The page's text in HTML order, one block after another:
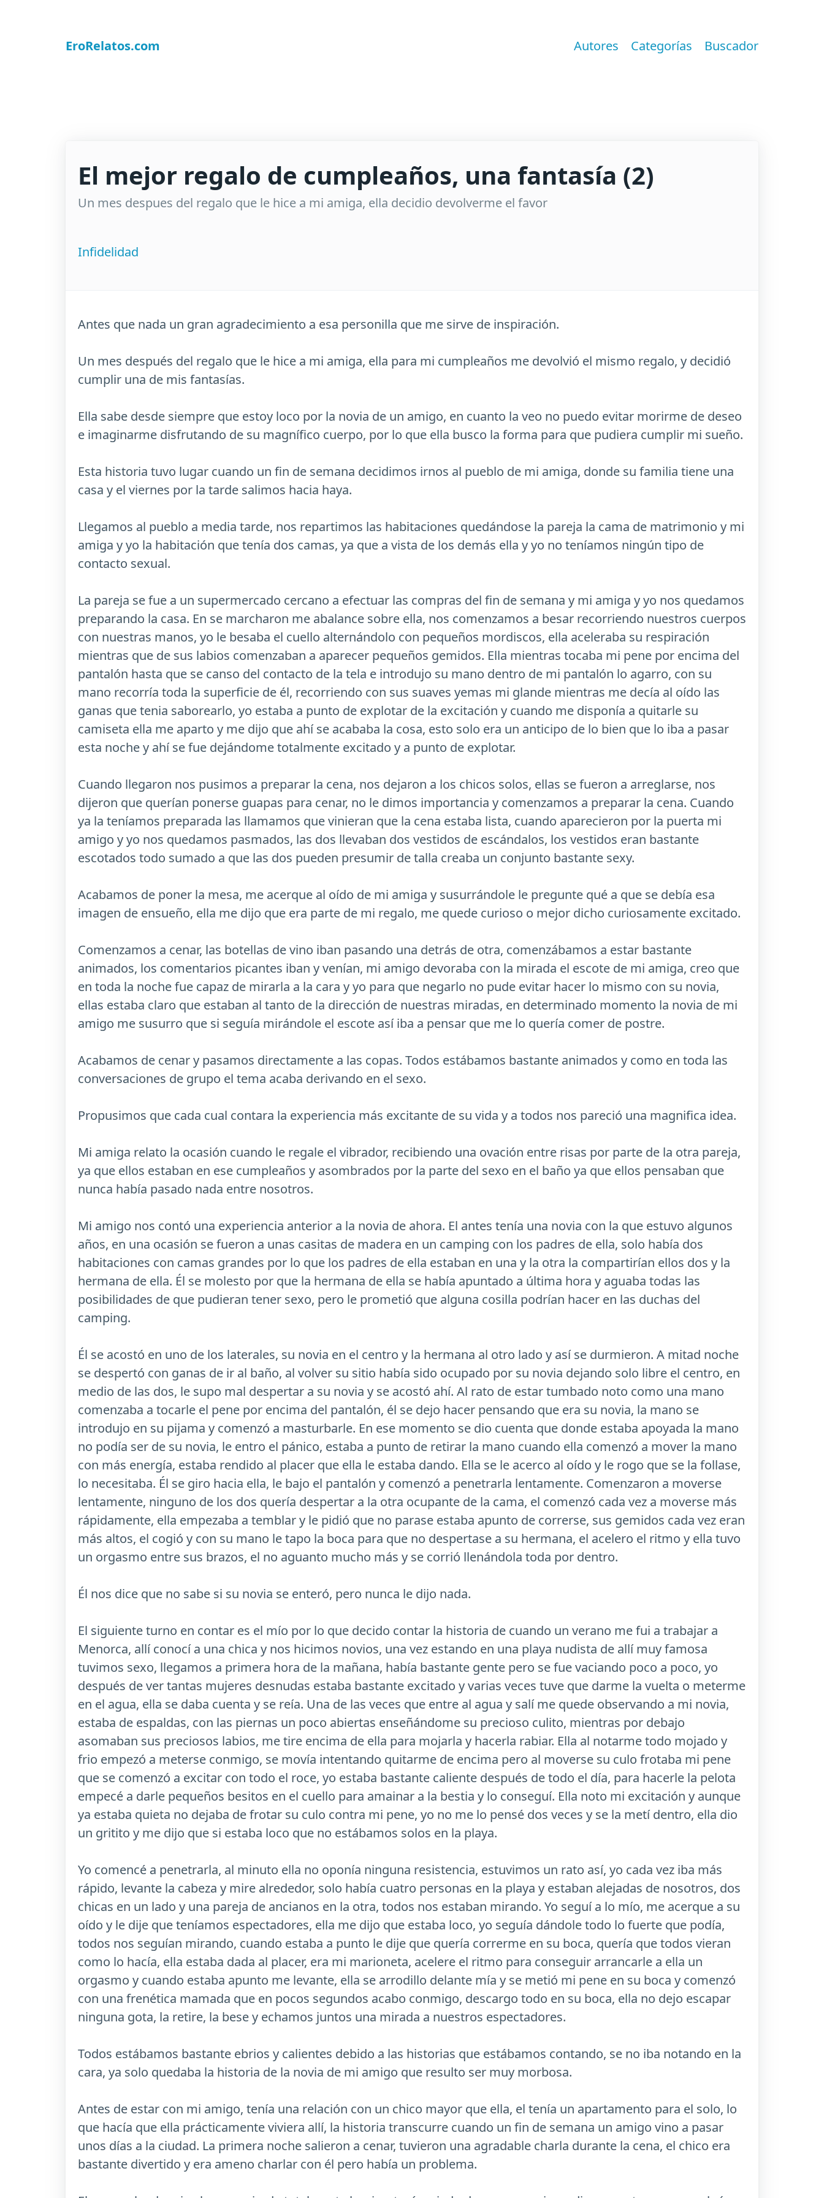
EroRelatos.com Autores Categorías Buscador
El mejor regalo de cumpleaños, una fantasía (2)
Un mes despues del regalo que le hice a mi amiga, ella decidio devolverme el favor
Infidelidad
Antes que nada un gran agradecimiento a esa personilla que me sirve de inspiración.
Un mes después del regalo que le hice a mi amiga, ella para mi cumpleaños me devolvió el mismo regalo, y decidió
cumplir una de mis fantasías.
Ella sabe desde siempre que estoy loco por la novia de un amigo, en cuanto la veo no puedo evitar morirme de deseo
e imaginarme disfrutando de su magnífico cuerpo, por lo que ella busco la forma para que pudiera cumplir mi sueño.
Esta historia tuvo lugar cuando un fin de semana decidimos irnos al pueblo de mi amiga, donde su familia tiene una
casa y el viernes por la tarde salimos hacia haya.
Llegamos al pueblo a media tarde, nos repartimos las habitaciones quedándose la pareja la cama de matrimonio y mi
amiga y yo la habitación que tenía dos camas, ya que a vista de los demás ella y yo no teníamos ningún tipo de
contacto sexual.
La pareja se fue a un supermercado cercano a efectuar las compras del fin de semana y mi amiga y yo nos quedamos
preparando la casa. En se marcharon me abalance sobre ella, nos comenzamos a besar recorriendo nuestros cuerpos
con nuestras manos, yo le besaba el cuello alternándolo con pequeños mordiscos, ella aceleraba su respiración
mientras que de sus labios comenzaban a aparecer pequeños gemidos. Ella mientras tocaba mi pene por encima del
pantalón hasta que se canso del contacto de la tela e introdujo su mano dentro de mi pantalón lo agarro, con su
mano recorría toda la superficie de él, recorriendo con sus suaves yemas mi glande mientras me decía al oído las
ganas que tenia saborearlo, yo estaba a punto de explotar de la excitación y cuando me disponía a quitarle su
camiseta ella me aparto y me dijo que ahí se acababa la cosa, esto solo era un anticipo de lo bien que lo iba a pasar
esta noche y ahí se fue dejándome totalmente excitado y a punto de explotar.
Cuando llegaron nos pusimos a preparar la cena, nos dejaron a los chicos solos, ellas se fueron a arreglarse, nos
dijeron que querían ponerse guapas para cenar, no le dimos importancia y comenzamos a preparar la cena. Cuando
ya la teníamos preparada las llamamos que vinieran que la cena estaba lista, cuando aparecieron por la puerta mi
amigo y yo nos quedamos pasmados, las dos llevaban dos vestidos de escándalos, los vestidos eran bastante
escotados todo sumado a que las dos pueden presumir de talla creaba un conjunto bastante sexy.
Acabamos de poner la mesa, me acerque al oído de mi amiga y susurrándole le pregunte qué a que se debía esa
imagen de ensueño, ella me dijo que era parte de mi regalo, me quede curioso o mejor dicho curiosamente excitado.
Comenzamos a cenar, las botellas de vino iban pasando una detrás de otra, comenzábamos a estar bastante
animados, los comentarios picantes iban y venían, mi amigo devoraba con la mirada el escote de mi amiga, creo que
en toda la noche fue capaz de mirarla a la cara y yo para que negarlo no pude evitar hacer lo mismo con su novia,
ellas estaba claro que estaban al tanto de la dirección de nuestras miradas, en determinado momento la novia de mi
amigo me susurro que si seguía mirándole el escote así iba a pensar que me lo quería comer de postre.
Acabamos de cenar y pasamos directamente a las copas. Todos estábamos bastante animados y como en toda las
conversaciones de grupo el tema acaba derivando en el sexo.
Propusimos que cada cual contara la experiencia más excitante de su vida y a todos nos pareció una magnifica idea.
Mi amiga relato la ocasión cuando le regale el vibrador, recibiendo una ovación entre risas por parte de la otra pareja,
ya que ellos estaban en ese cumpleaños y asombrados por la parte del sexo en el baño ya que ellos pensaban que
nunca había pasado nada entre nosotros.
Mi amigo nos contó una experiencia anterior a la novia de ahora. El antes tenía una novia con la que estuvo algunos
años, en una ocasión se fueron a unas casitas de madera en un camping con los padres de ella, solo había dos
habitaciones con camas grandes por lo que los padres de ella estaban en una y la otra la compartirían ellos dos y la
hermana de ella. Él se molesto por que la hermana de ella se había apuntado a última hora y aguaba todas las
posibilidades de que pudieran tener sexo, pero le prometió que alguna cosilla podrían hacer en las duchas del
camping.
Él se acostó en uno de los laterales, su novia en el centro y la hermana al otro lado y así se durmieron. A mitad noche
se despertó con ganas de ir al baño, al volver su sitio había sido ocupado por su novia dejando solo libre el centro, en
medio de las dos, le supo mal despertar a su novia y se acostó ahí. Al rato de estar tumbado noto como una mano
comenzaba a tocarle el pene por encima del pantalón, él se dejo hacer pensando que era su novia, la mano se
introdujo en su pijama y comenzó a masturbarle. En ese momento se dio cuenta que donde estaba apoyada la mano
no podía ser de su novia, le entro el pánico, estaba a punto de retirar la mano cuando ella comenzó a mover la mano
con más energía, estaba rendido al placer que ella le estaba dando. Ella se le acerco al oído y le rogo que se la follase,
lo necesitaba. Él se giro hacia ella, le bajo el pantalón y comenzó a penetrarla lentamente. Comenzaron a moverse
lentamente, ninguno de los dos quería despertar a la otra ocupante de la cama, el comenzó cada vez a moverse más
rápidamente, ella empezaba a temblar y le pidió que no parase estaba apunto de correrse, sus gemidos cada vez eran
más altos, el cogió y con su mano le tapo la boca para que no despertase a su hermana, el acelero el ritmo y ella tuvo
un orgasmo entre sus brazos, el no aguanto mucho más y se corrió llenándola toda por dentro.
Él nos dice que no sabe si su novia se enteró, pero nunca le dijo nada.
El siguiente turno en contar es el mío por lo que decido contar la historia de cuando un verano me fui a trabajar a
Menorca, allí conocí a una chica y nos hicimos novios, una vez estando en una playa nudista de allí muy famosa
tuvimos sexo, llegamos a primera hora de la mañana, había bastante gente pero se fue vaciando poco a poco, yo
después de ver tantas mujeres desnudas estaba bastante excitado y varias veces tuve que darme la vuelta o meterme
en el agua, ella se daba cuenta y se reía. Una de las veces que entre al agua y salí me quede observando a mi novia,
estaba de espaldas, con las piernas un poco abiertas enseñándome su precioso culito, mientras por debajo
asomaban sus preciosos labios, me tire encima de ella para mojarla y hacerla rabiar. Ella al notarme todo mojado y
frio empezó a meterse conmigo, se movía intentando quitarme de encima pero al moverse su culo frotaba mi pene
que se comenzó a excitar con todo el roce, yo estaba bastante caliente después de todo el día, para hacerle la pelota
empecé a darle pequeños besitos en el cuello para amainar a la bestia y lo conseguí. Ella noto mi excitación y aunque
ya estaba quieta no dejaba de frotar su culo contra mi pene, yo no me lo pensé dos veces y se la metí dentro, ella dio
un gritito y me dijo que si estaba loco que no estábamos solos en la playa.
Yo comencé a penetrarla, al minuto ella no oponía ninguna resistencia, estuvimos un rato así, yo cada vez iba más
rápido, levante la cabeza y mire alrededor, solo había cuatro personas en la playa y estaban alejadas de nosotros, dos
chicas en un lado y una pareja de ancianos en la otra, todos nos estaban mirando. Yo seguí a lo mío, me acerque a su
oído y le dije que teníamos espectadores, ella me dijo que estaba loco, yo seguía dándole todo lo fuerte que podía,
todos nos seguían mirando, cuando estaba a punto le dije que quería correrme en su boca, quería que todos vieran
como lo hacía, ella estaba dada al placer, era mi marioneta, acelere el ritmo para conseguir arrancarle a ella un
orgasmo y cuando estaba apunto me levante, ella se arrodillo delante mía y se metió mi pene en su boca y comenzó
con una frenética mamada que en pocos segundos acabo conmigo, descargo todo en su boca, ella no dejo escapar
ninguna gota, la retire, la bese y echamos juntos una mirada a nuestros espectadores.
Todos estábamos bastante ebrios y calientes debido a las historias que estábamos contando, se no iba notando en la
cara, ya solo quedaba la historia de la novia de mi amigo que resulto ser muy morbosa.
Antes de estar con mi amigo, tenía una relación con un chico mayor que ella, el tenía un apartamento para el solo, lo
que hacía que ella prácticamente viviera allí, la historia transcurre cuando un fin de semana un amigo vino a pasar
unos días a la ciudad. La primera noche salieron a cenar, tuvieron una agradable charla durante la cena, el chico era
bastante divertido y era ameno charlar con él pero había un problema.